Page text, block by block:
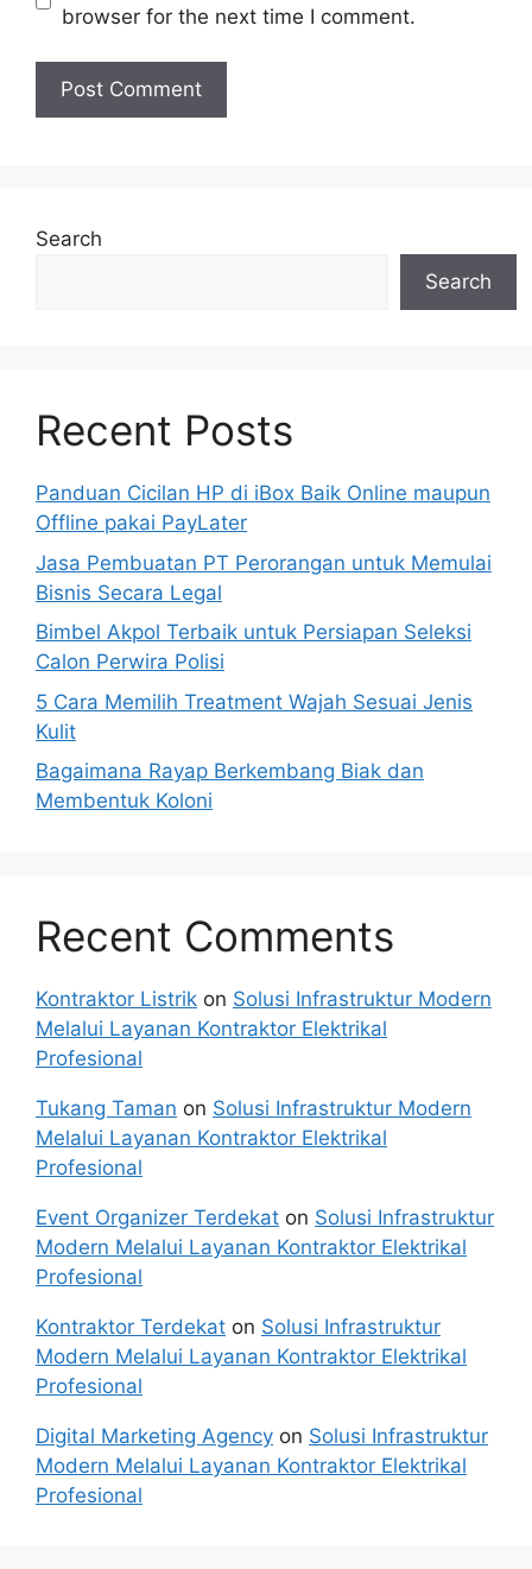
browser for the next time I comment.
Search
Search
Recent Posts
Panduan Cicilan HP di iBox Baik Online maupun
Offline pakai PayLater
Jasa Pembuatan PT Perorangan untuk Memulai
Bisnis Secara Legal
Bimbel Akpol Terbaik untuk Persiapan Seleksi
Calon Perwira Polisi
5 Cara Memilih Treatment Wajah Sesuai Jenis
Kulit
Bagaimana Rayap Berkembang Biak dan
Membentuk Koloni
Recent Comments
Kontraktor Listrik on Solusi Infrastruktur Modern
Melalui Layanan Kontraktor Elektrikal
Profesional
Tukang Taman on Solusi Infrastruktur Modern
Melalui Layanan Kontraktor Elektrikal
Profesional
Event Organizer Terdekat on Solusi Infrastruktur
Modern Melalui Layanan Kontraktor Elektrikal
Profesional
Kontraktor Terdekat on Solusi Infrastruktur
Modern Melalui Layanan Kontraktor Elektrikal
Profesional
Digital Marketing Agency on Solusi Infrastruktur
Modern Melalui Layanan Kontraktor Elektrikal
Profesional